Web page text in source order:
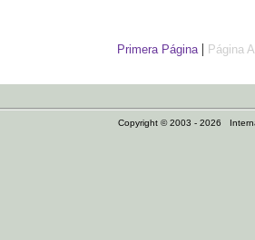
Primera Página | Página
Copyright © 2003 - 2026